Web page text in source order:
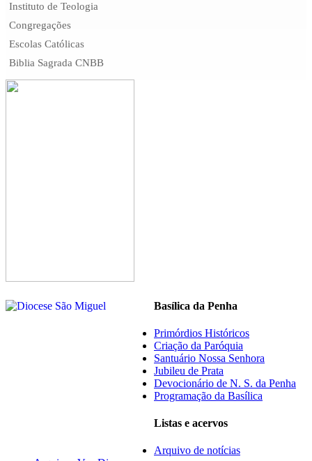
Instituto de Teologia
Congregações
Escolas Católicas
Biblia Sagrada CNBB
Basílica da Penha
Primórdios Históricos
Criação da Paróquia
Santuário Nossa Senhora
Jubileu de Prata
Devocionário de N. S. da Penha
Programação da Basílica
Listas e acervos
Arquivo de notícias